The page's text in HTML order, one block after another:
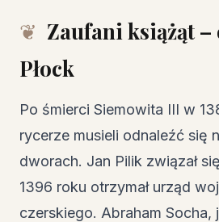
Zaufani książąt
Płock
Po śmierci Siemowita III w
rycerze musieli odnaleźć się
dworach. Jan Pilik związał
1396 roku otrzymał urząd
czerskiego. Abraham Socha,